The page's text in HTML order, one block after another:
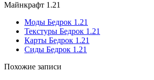
Майнкрафт 1.21
Моды Бедрок 1.21
Текстуры Бедрок 1.21
Карты Бедрок 1.21
Сиды Бедрок 1.21
Похожие записи